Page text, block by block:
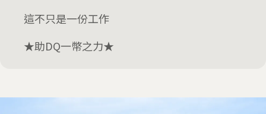
這不只是一份工作
★助DQ一幣之力★